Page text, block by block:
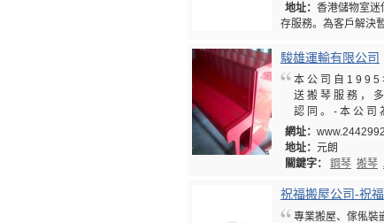
地址： 香港儲物室迷
存服務。為客戶解決
駿雄運輸有限公司
本 公 司 自 1 9 9 5
送 搬 琴 服 務 ，
認 同 。 - 本 公 司
網址：
地址： 元朗
關鍵字：
鋼琴 搬琴
祝福搬屋公司-祝
專業搬屋、傢俬裝